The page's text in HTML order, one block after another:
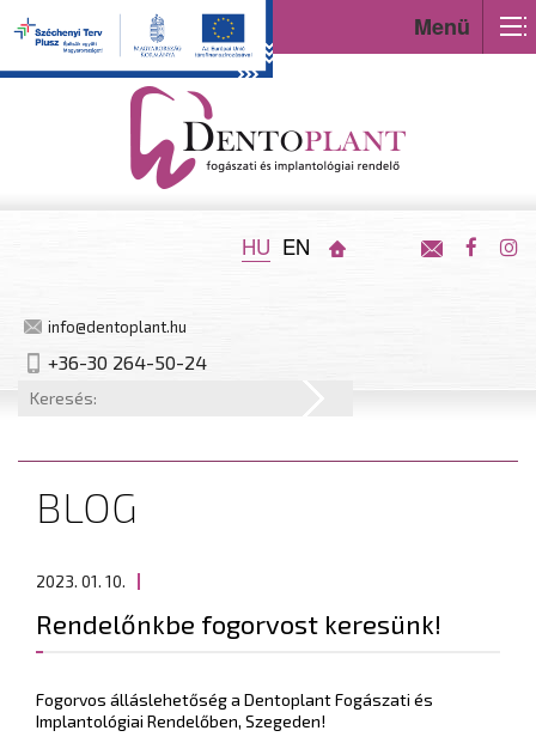
Menü
HU EN
info@dentoplant.hu
+36-30 264-50-24
BLOG
2023. 01. 10.
Rendelőnkbe fogorvost keresünk!
Fogorvos álláslehetőség a Dentoplant Fogászati és
Implantológiai Rendelőben, Szegeden!